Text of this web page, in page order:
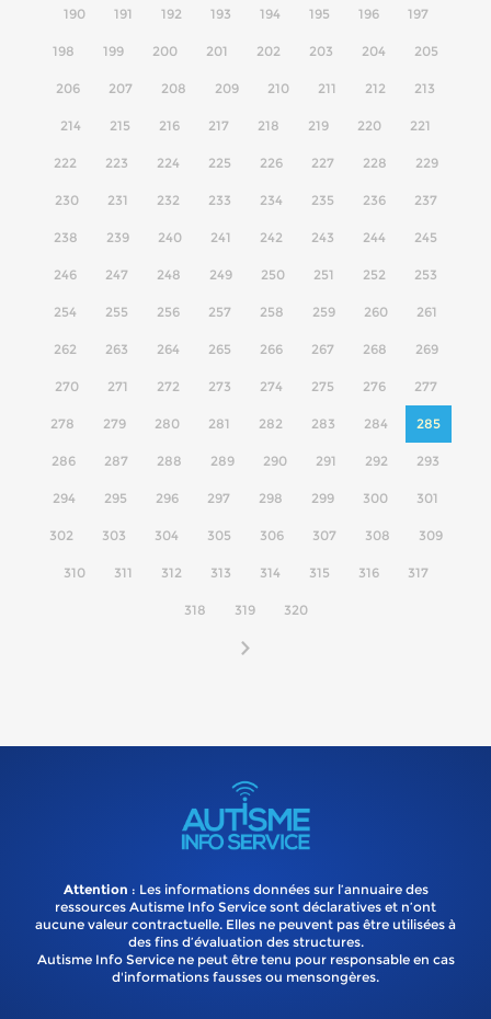
190 191 192 193 194 195 196 197
198 199 200 201 202 203 204 205
206 207 208 209 210 211 212 213
214 215 216 217 218 219 220 221
222 223 224 225 226 227 228 229
230 231 232 233 234 235 236 237
238 239 240 241 242 243 244 245
246 247 248 249 250 251 252 253
254 255 256 257 258 259 260 261
262 263 264 265 266 267 268 269
270 271 272 273 274 275 276 277
278 279 280 281 282 283 284 285
286 287 288 289 290 291 292 293
294 295 296 297 298 299 300 301
302 303 304 305 306 307 308 309
310 311 312 313 314 315 316 317
318 319 320
Attention : Les informations données sur l’annuaire des
ressources Autisme Info Service sont déclaratives et n’ont
aucune valeur contractuelle. Elles ne peuvent pas être utilisées à
des fins d’évaluation des structures.
Autisme Info Service ne peut être tenu pour responsable en cas
d'informations fausses ou mensongères.